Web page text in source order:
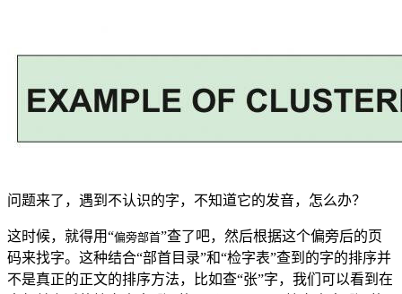
问题来了，遇到不认识的字，不知道它的发音，怎么办？
这时候，就得用“偏旁部首”查了吧，然后根据这个偏旁后的页
码来找字。这种结合“部首目录”和“检字表”查到的字的排序并
不是真正的正文的排序方法，比如查“张”字，我们可以看到在